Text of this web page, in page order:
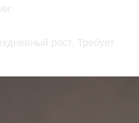
рост. Требует